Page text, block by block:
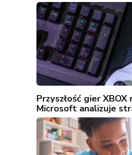
Przyszłość gier
Microsoft analizuje